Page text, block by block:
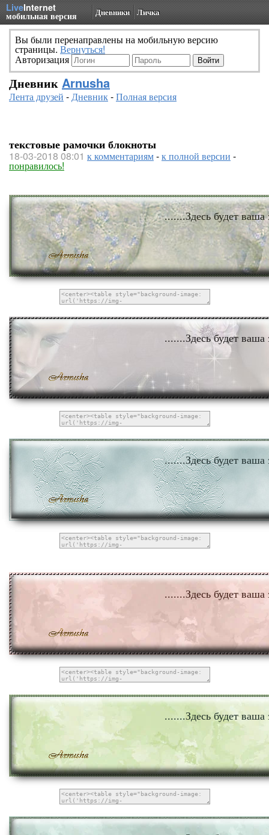
LiveInternet
мобильная версия Дневники Личка
Вы были перенаправлены на мобильную версию
страницы. Вернуться!
Авторизация
Дневник Arnusha
Лента друзей -Дневник-Полная версия
текстовые рамочки блокноты
18-03-2018 08:01 к комментариям-к полной версии -
понравилось!
.......Здесь будет ваша
.......Здесь будет ваша
.......Здесь будет ваша
.......Здесь будет ваша
.......Здесь будет ваша